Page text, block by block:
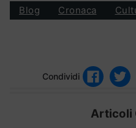
Blog Cronaca
Condividi
Articoli